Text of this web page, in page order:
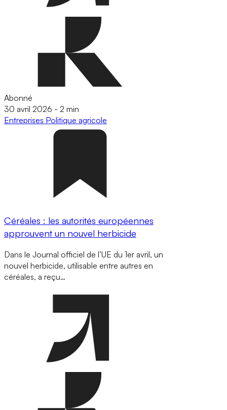
Abonné
30 avril 2026 - 2 min
Entreprises Politique agricole
Céréales : les autorités européennes
approuvent un nouvel herbicide
Dans le Journal officiel de l’UE du 1er avril, un
nouvel herbicide, utilisable entre autres en
céréales, a reçu…